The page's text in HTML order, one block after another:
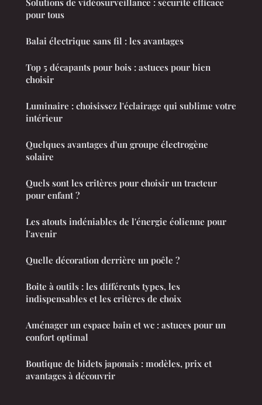
Solutions de vidéosurveillance : sécurité efficace
pour tous
Balai électrique sans fil : les avantages
Top 5 décapants pour bois : astuces pour bien
choisir
Luminaire : choisissez l'éclairage qui sublime votre
intérieur
Quelques avantages d'un groupe électrogène
solaire
Quels sont les critères pour choisir un tracteur
pour enfant ?
Les atouts indéniables de l'énergie éolienne pour
l'avenir
Quelle décoration derrière un poêle ?
Boite à outils : les différents types, les
indispensables et les critères de choix
Aménager un espace bain et wc : astuces pour un
confort optimal
Boutique de bidets japonais : modèles, prix et
avantages à découvrir